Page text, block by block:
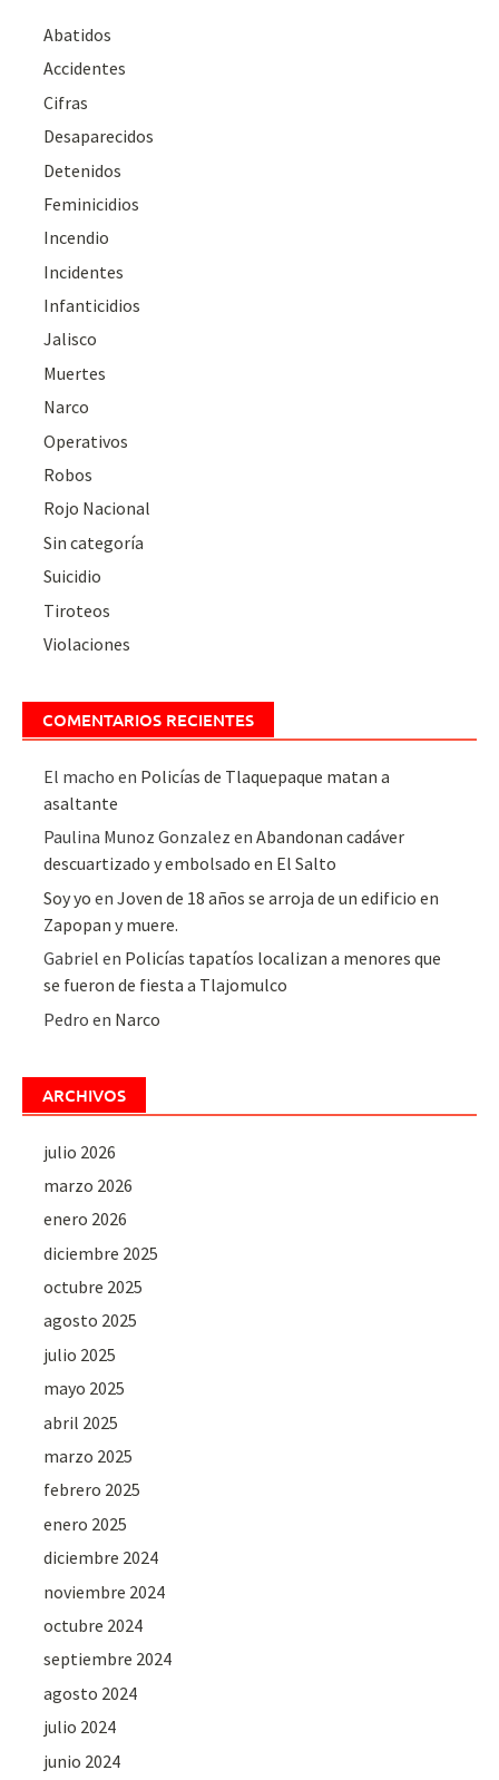
Abatidos
Accidentes
Cifras
Desaparecidos
Detenidos
Feminicidios
Incendio
Incidentes
Infanticidios
Jalisco
Muertes
Narco
Operativos
Robos
Rojo Nacional
Sin categoría
Suicidio
Tiroteos
Violaciones
COMENTARIOS RECIENTES
El macho en Policías de Tlaquepaque matan a
asaltante
Paulina Munoz Gonzalez enAbandonan cadáver
descuartizado y embolsado en El Salto
Soy yo enJoven de 18 años se arroja de un edificio en
Zapopan y muere.
Gabriel en Policías tapatíos localizan a menores que
se fueron de fiesta a Tlajomulco
Pedro en Narco
ARCHIVOS
julio 2026
marzo 2026
enero 2026
diciembre 2025
octubre 2025
agosto 2025
julio 2025
mayo 2025
abril 2025
marzo 2025
febrero 2025
enero 2025
diciembre 2024
noviembre 2024
octubre 2024
septiembre 2024
agosto 2024
julio 2024
junio 2024